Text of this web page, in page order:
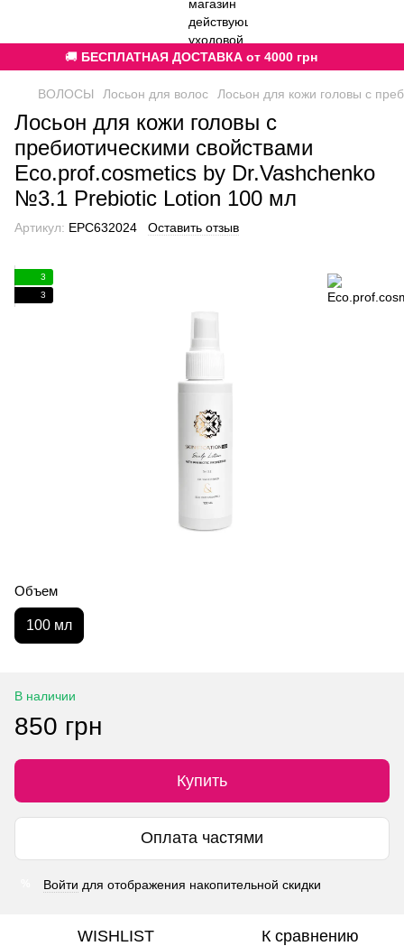
🚚 БЕСПЛАТНАЯ ДОСТАВКА от 4000 грн
ВОЛОСЫ Лосьон для волос Лосьон для кожи головы с
Лосьон для кожи головы с
пребиотическими свойствами
Eco.prof.cosmetics by Dr.Vashchenko
№3.1 Prebiotic Lotion 100 мл
Артикул: EPC632024 Оставить отзыв
3
3
Объем
100 мл
В наличии
850 грн
Купить
Оплата частями
Войти для отображения накопительной скидки
WISHLIST К сравнению